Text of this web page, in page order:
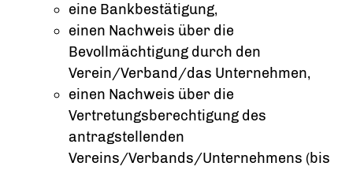
eine Bankbestätigung,
einen Nachweis über die
Bevollmächtigung durch den
Verein/Verband/das Unternehmen,
einen Nachweis über die
Vertretungsberechtigung des
antragstellenden
Vereins/Verbands/Unternehmens (bis